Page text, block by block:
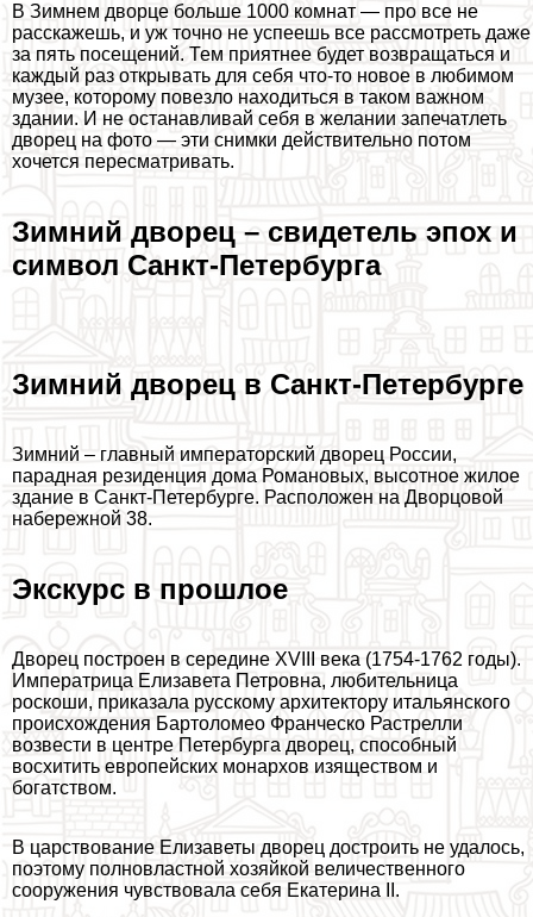
В Зимнем дворце больше 1000 комнат — про все не
расскажешь, и уж точно не успеешь все рассмотреть даже
за пять посещений. Тем приятнее будет возвращаться и
каждый раз открывать для себя что-то новое в любимом
музее, которому повезло находиться в таком важном
здании. И не останавливай себя в желании запечатлеть
дворец на фото — эти снимки действительно потом
хочется пересматривать.
Зимний дворец – свидетель эпох и
символ Санкт-Петербурга
Зимний дворец в Санкт-Петербурге
Зимний – главный императорский дворец России,
парадная резиденция дома Романовых, высотное жилое
здание в Санкт-Петербурге. Расположен на Дворцовой
набережной 38.
Экскурс в прошлое
Дворец построен в середине XVIII века (1754-1762 годы).
Императрица Елизавета Петровна, любительница
роскоши, приказала русскому архитектору итальянского
происхождения Бартоломео Франческо Растрелли
возвести в центре Петербурга дворец, способный
восхитить европейских монархов изяществом и
богатством.
В царствование Елизаветы дворец достроить не удалось,
поэтому полновластной хозяйкой величественного
сооружения чувствовала себя Екатерина II.